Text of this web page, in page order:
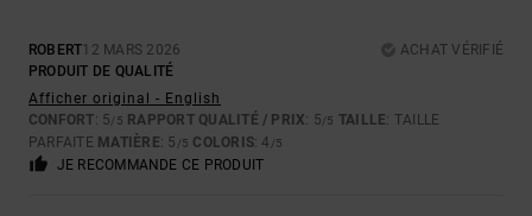
ROBERT12 MARS 2026
ACHAT VÉRIFIÉ
PRODUIT DE QUALITÉ
Afficher original - English
CONFORT: 5/5 RAPPORT QUALITÉ / PRIX: 5/5 TAILLE: TAILLE
PARFAITE MATIÈRE: 5 /5 COLORIS: 4 /5
JE RECOMMANDE CE PRODUIT